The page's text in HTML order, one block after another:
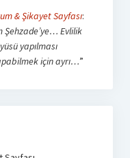
& Şikayet Sayfası:
Şehzade’ye… Evlilik
yapılması
için ayrı…”